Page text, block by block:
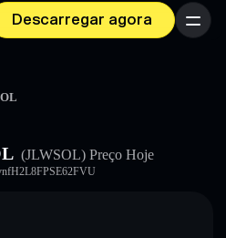
Descarregar agora Menu
(JLWSOL) Preço Hoje